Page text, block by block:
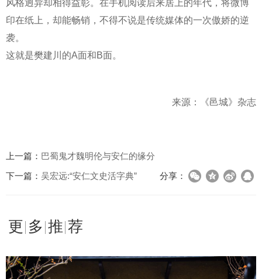
风格迥异却相得益彰。在手机阅读后来居上的年代，将微博
印在纸上，却能畅销，不得不说是传统媒体的一次傲娇的逆
袭。
这就是樊建川的A面和B面。
来源：《邑城》杂志
上一篇： 巴蜀鬼才魏明伦与安仁的缘分
下一篇： 吴宏远:“安仁文史活字典” 分享：
更多推荐